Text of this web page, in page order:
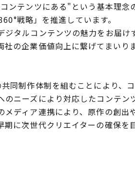
ンテンツにある"という基本理念
戦略」を推進しています。
タルコンテンツの魅力をお届け
の企業価値向上に繋げてまいりま
同制作体制を組むことにより、
ニーズにより対応したコンテン
ディア連携により、原作の創出
に次世代クリエイターの確保を